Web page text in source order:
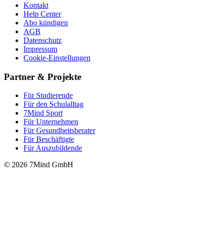
Kontakt
Help Center
Abo kündigen
AGB
Datenschutz
Impressum
Cookie-Einstellungen
Partner & Projekte
Für Stu­die­rende
Für den Schulalltag
7Mind Sport
Für Unter­neh­men
Für Gesund­heits­be­ra­ter
Für Beschäftigte
Für Auszubildende
© 2026 7Mind GmbH